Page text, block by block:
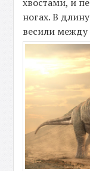
ногах. В
весили